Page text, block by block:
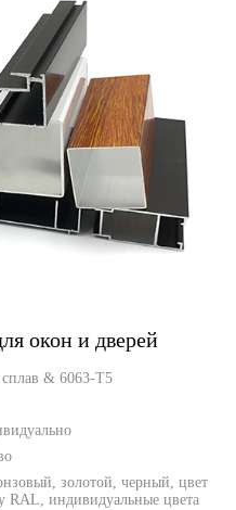
окон и дверей
& 6063-T5
золотой, черный, цвет
RAL, индивидуальные цвета